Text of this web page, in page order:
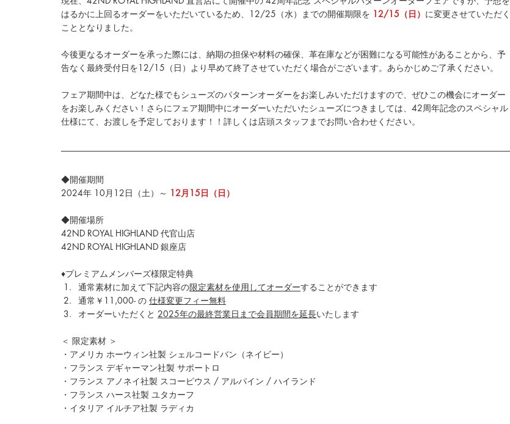
はるかに上回るオーダーをいただいているため、12/25（水）までの開催期限を 12/15（日） に変更させていただく
こととなりました。
今後更なるオーダーを承った際には、納期の担保や材料の確保、革在庫などが困難になる可能性があることから、予
告なく最終受付日を12/15（日）より早めて終了させていただく場合がございます。あらかじめご了承ください。
フェア期間中は、どなた様でもシューズのパターンオーダーをお楽しみいただけますので、ぜひこの機会にオーダー
をお楽しみください！さらにフェア期間中にオーダーいただいたシューズにつきましては、42周年記念のスペシャル
仕様にて、お渡しを予定しております！！詳しくは店頭スタッフまでお問い合わせください。
◆開催期間
2024年 10月12日（土）～ 12月15日（日）
◆開催場所
42ND ROYAL HIGHLAND 代官山店
42ND ROYAL HIGHLAND 銀座店
♦プレミアムメンバーズ様限定特典
通常素材に加えて下記内容の限定素材を使用してオーダーすることができます
通常￥11,000- の 仕様変更フィー無料
オーダーいただくと 2025年の最終営業日まで会員期間を延長いたします
＜ 限定素材 ＞
・ アメリカ ホーウィン社製 シェルコードバン（ネイビー）
・フランス デギャーマン社製 サポートロ
・フランス アノネイ社製 スコーピウス / アルパイン / ハイランド
・フランス ハース社製 ユタカーフ
・イタリア イルチア社製 ラディカ